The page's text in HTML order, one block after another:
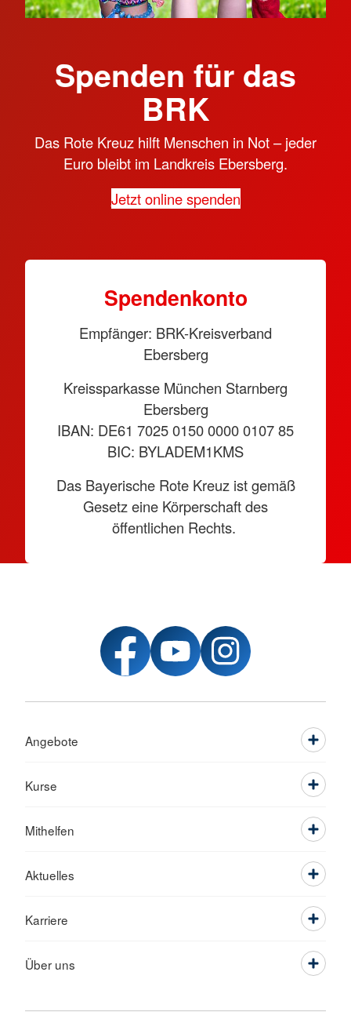
Spenden für das
BRK
Das Rote Kreuz hilft Menschen in Not – jeder
Euro bleibt im Landkreis Ebersberg.
Jetzt online spenden
Spendenkonto
Empfänger: BRK-Kreisverband
Ebersberg
Kreissparkasse München Starnberg
Ebersberg
IBAN: DE61 7025 0150 0000 0107 85
BIC: BYLADEM1KMS
Das Bayerische Rote Kreuz ist gemäß
Gesetz eine Körperschaft des
öffentlichen Rechts.
Angebote
Kurse
Mithelfen
Aktuelles
Karriere
Über uns